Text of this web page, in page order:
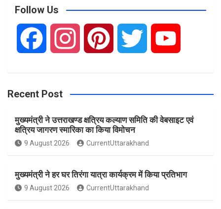
c
Follow Us
c
e
b
o
s
t
a
g
n
t
e
r
i
t
e
u
u
Recent Post
मुख्यमंत्री ने उत्तराखण्ड क्षत्रिय कल्याण समिति की वेबसाइट एवं
क्षत्रिय जागरण स्मारिका का किया विमोचन
9 August 2026 CurrentUttarakhand
मुख्यमंत्री ने हर घर तिरंगा यात्रा कार्यक्रम में किया प्रतिभाग
9 August 2026 CurrentUttarakhand